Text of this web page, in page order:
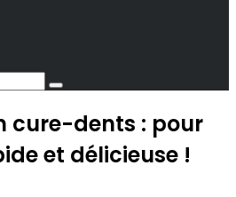
Search
cure-dents : pour
et délicieuse !